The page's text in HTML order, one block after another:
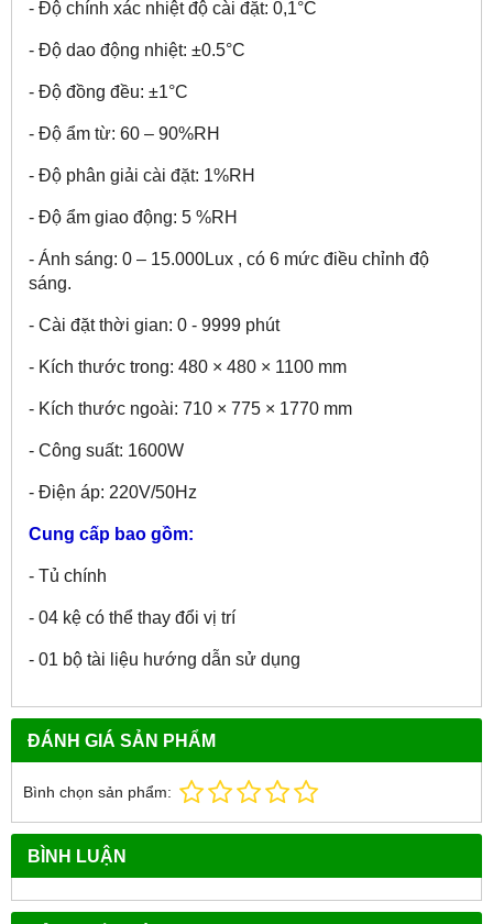
- Độ chính xác nhiệt độ cài đặt: 0,1°C
- Độ dao động nhiệt: ±0.5°C
- Độ đồng đều: ±1°C
- Độ ẩm từ: 60 – 90%RH
- Độ phân giải cài đặt: 1%RH
- Độ ẩm giao động: 5 %RH
- Ánh sáng: 0 – 15.000Lux , có 6 mức điều chỉnh độ
sáng.
- Cài đặt thời gian: 0 - 9999 phút
- Kích thước trong: 480 × 480 × 1100 mm
- Kích thước ngoài: 710 × 775 × 1770 mm
- Công suất: 1600W
- Điện áp: 220V/50Hz
Cung cấp bao gồm:
- Tủ chính
- 04 kệ có thể thay đổi vị trí
- 01 bộ tài liệu hướng dẫn sử dụng
ĐÁNH GIÁ SẢN PHẨM
Bình chọn sản phẩm:
BÌNH LUẬN